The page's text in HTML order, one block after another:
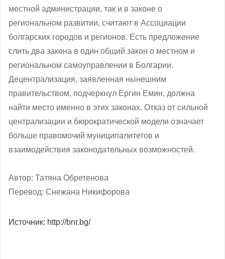
местной администрации, так и в законе о
региональном развитии, считают в Ассоциации
болгарских городов и регионов. Есть предложение
слить два закона в один общий закон о местном и
региональном самоуправлении в Болгарии.
Децентрализация, заявленная нынешним
правительством, подчеркнул Ергин Емин, должна
найти место именно в этих законах. Отказ от сильной
централизации и бюрократической модели означает
больше правомочий муниципалитетов и
взаимодействия законодательных возможностей.
Автор: Татяна Обретенова
Перевод: Снежана Никифорова
Источник: http://bnr.bg/